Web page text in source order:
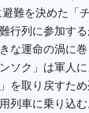
難を決めた「
行列に参加す
な運命の渦に
ソク」は軍人
を取り戻すた
列車に乗り込